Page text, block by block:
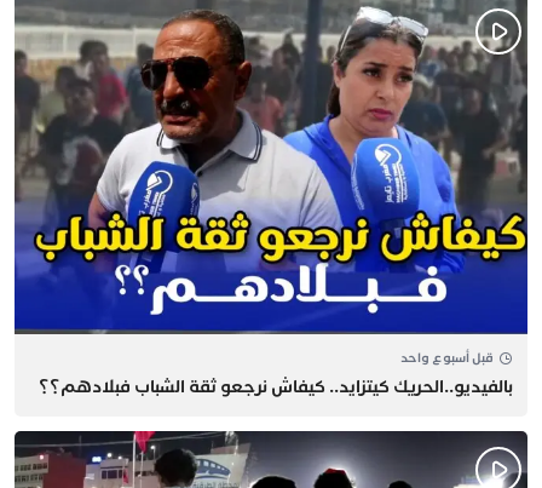
قبل أسبوع واحد
بالفيديو..الحريك كيتزايد.. كيفاش نرجعو ثقة الشباب فبلادهم؟؟